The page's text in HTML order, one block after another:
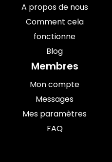
A propos de nous
Comment cela
fonctionne
Blog
Membres
Mon compte
Messages
Mes paramètres
FAQ